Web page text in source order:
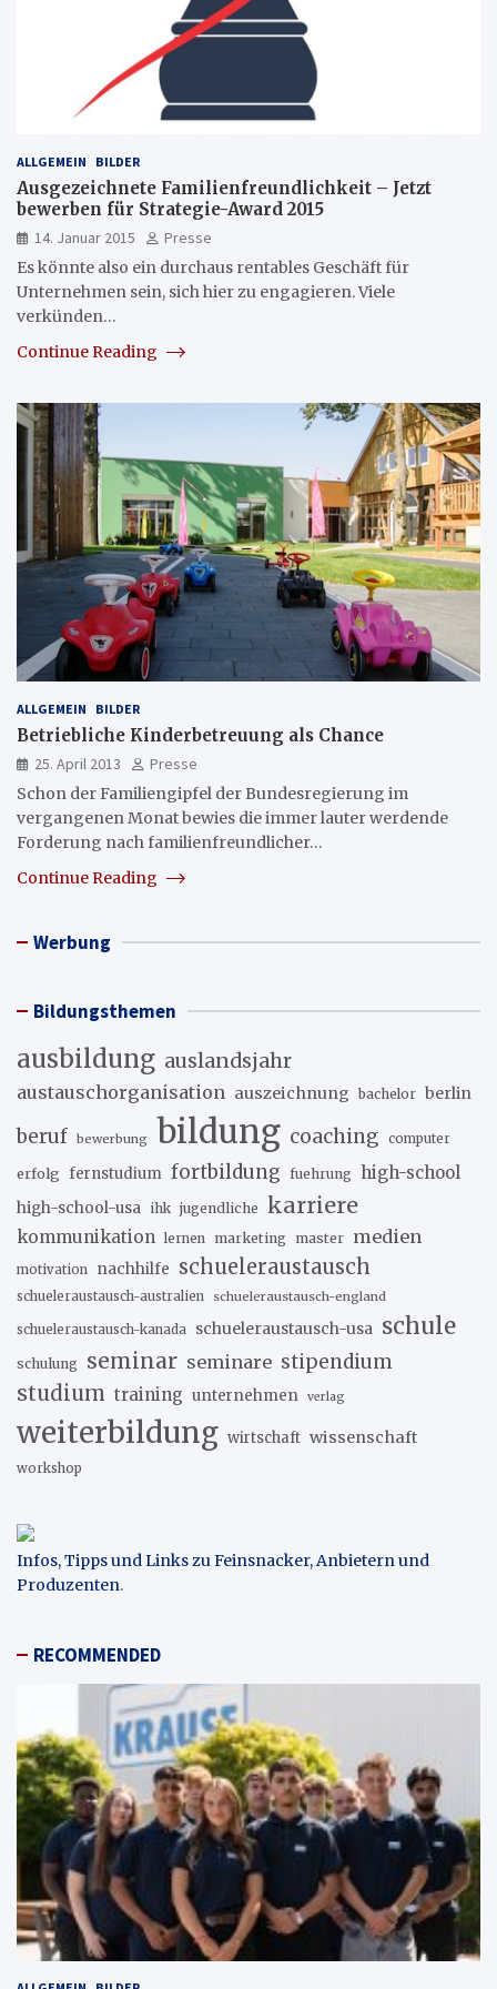
ALLGEMEIN BILDER
Ausgezeichnete Familienfreundlichkeit – Jetzt
bewerben für Strategie-Award 2015
14. Januar 2015
Presse
Es könnte also ein durchaus rentables Geschäft für
Unternehmen sein, sich hier zu engagieren. Viele
verkünden…
Continue Reading
ALLGEMEIN BILDER
Betriebliche Kinderbetreuung als Chance
25. April 2013
Presse
Schon der Familiengipfel der Bundesregierung im
vergangenen Monat bewies die immer lauter werdende
Forderung nach familienfreundlicher…
Continue Reading
Werbung
Bildungsthemen
ausbildung auslandsjahr
austauschorganisation auszeichnung bachelor berlin
beruf bewerbung bildung coaching computer
erfolg fernstudium fortbildung fuehrung high-school
high-school-usa ihk jugendliche karriere
kommunikation lernen marketing master medien
motivation nachhilfe schueleraustausch
schueleraustausch-australien schueleraustausch-england
schueleraustausch-kanada schueleraustausch-usa schule
schulung seminar seminare stipendium
studium training unternehmen verlag
weiterbildung wirtschaft wissenschaft
workshop
Infos, Tipps und Links zu Feinsnacker, Anbietern und
Produzenten.
RECOMMENDED